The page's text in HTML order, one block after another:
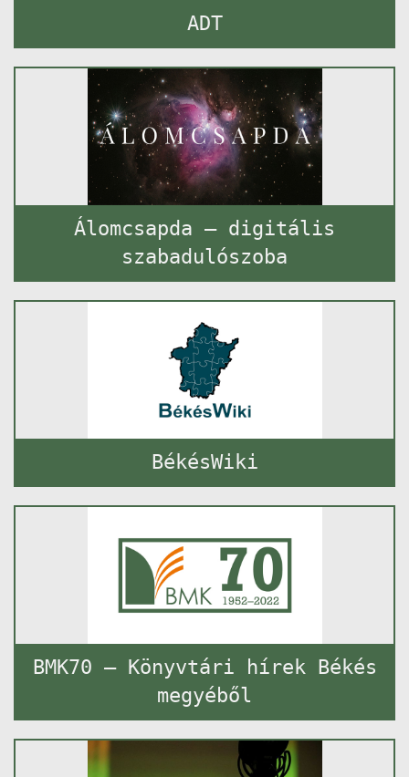
ADT
Álomcsapda – digitális
szabadulószoba
BékésWiki
BMK70 – Könyvtári hírek Békés
megyéből